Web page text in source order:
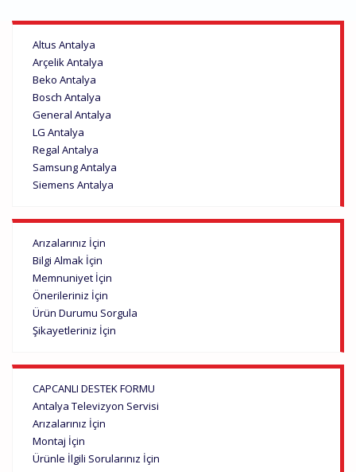
Altus Antalya
Arçelik Antalya
Beko Antalya
Bosch Antalya
General Antalya
LG Antalya
Regal Antalya
Samsung Antalya
Siemens Antalya
Arızalarınız İçin
Bilgi Almak İçin
Memnuniyet İçin
Önerileriniz İçin
Ürün Durumu Sorgula
Şikayetleriniz İçin
CAPCANLI DESTEK FORMU
Antalya Televizyon Servisi
Arızalarınız İçin
Montaj İçin
Ürünle İlgili Sorularınız İçin